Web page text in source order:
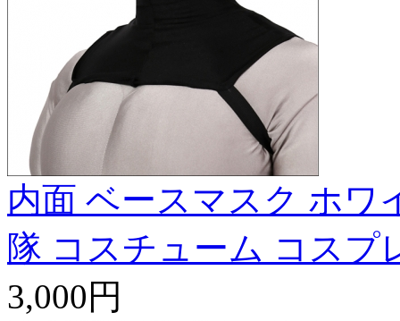
内面 ベースマスク ホワ
隊 コスチューム コスプ
3,000円